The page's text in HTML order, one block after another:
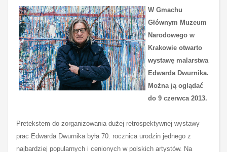
W Gmachu
Głównym Muzeum
Narodowego w
Krakowie otwarto
wystawę malarstwa
Edwarda Dwurnika.
Można ją oglądać
do 9 czerwca 2013.
Pretekstem do zorganizowania dużej retrospektywnej wystawy
prac Edwarda Dwurnika była 70. rocznica urodzin jednego z
najbardziej popularnych i cenionych w polskich artystów. Na